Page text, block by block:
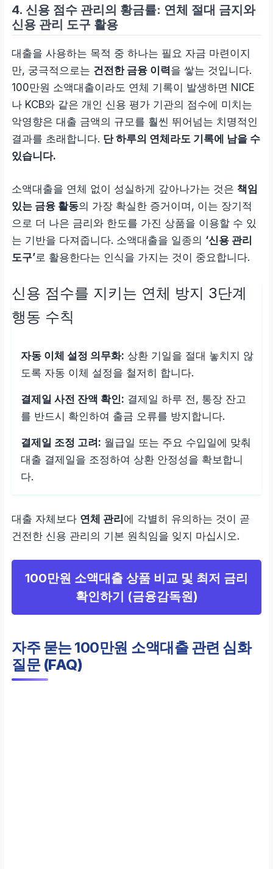
4. 신용 점수 관리의 황금률: 연체 절대 금지와
신용 관리 도구 활용
대출을 사용하는 목적 중 하나는 필요 자금 마련이지
만, 궁극적으로는 건전한 금융 이력을 쌓는 것입니다.
100만원 소액대출이라도 연체 기록이 발생하면 NICE
나 KCB와 같은 개인 신용 평가 기관의 점수에 미치는
악영향은 대출 금액의 규모를 훨씬 뛰어넘는 치명적인
결과를 초래합니다. 단 하루의 연체라도 기록에 남을 수
있습니다.
소액대출을 연체 없이 성실하게 갚아나가는 것은 책임
있는 금융 활동의 가장 확실한 증거이며, 이는 장기적
으로 더 나은 금리와 한도를 가진 상품을 이용할 수 있
는 기반을 다져줍니다. 소액대출을 일종의 ‘신용 관리
도구’로 활용한다는 인식을 가지는 것이 중요합니다.
신용 점수를 지키는 연체 방지 3단계
행동 수칙
자동 이체 설정 의무화: 상환 기일을 절대 놓치지 않
도록 자동 이체 설정을 철저히 합니다.
결제일 사전 잔액 확인: 결제일 하루 전, 통장 잔고
를 반드시 확인하여 출금 오류를 방지합니다.
결제일 조정 고려: 월급일 또는 주요 수입일에 맞춰
대출 결제일을 조정하여 상환 안정성을 확보합니
다.
대출 자체보다 연체 관리에 각별히 유의하는 것이 곧
건전한 신용 관리의 기본 원칙임을 잊지 마십시오.
100만원 소액대출 상품 비교 및 최저 금리
확인하기 (금융감독원)
자주 묻는100만원 소액대출관련 심화
질문 (FAQ)